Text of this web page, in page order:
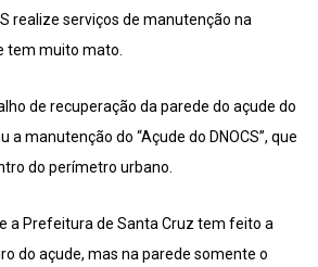
realize serviços de manutenção na
tem muito mato.
de recuperação da parede do açude do
a manutenção do “Açude do DNOCS”, que
do perímetro urbano.
a Prefeitura de Santa Cruz tem feito a
do açude, mas na parede somente o